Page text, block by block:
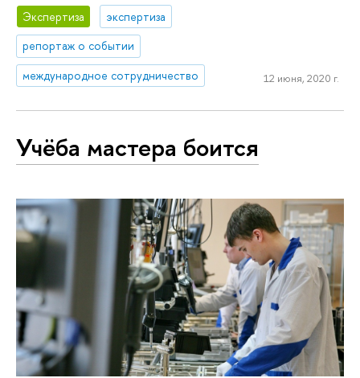
Экспертиза
экспертиза
репортаж о событии
международное сотрудничество
12 июня, 2020 г.
Учёба мастера боится